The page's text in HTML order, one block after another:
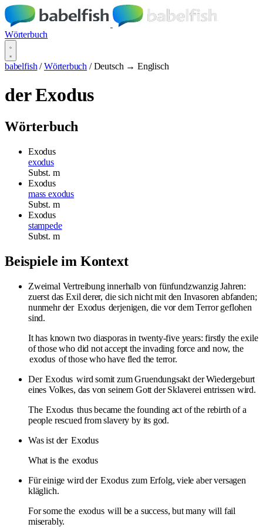
Wörterbuch
babelfish / Wörterbuch / Deutsch → Englisch
der Exodus
Wörterbuch
Exodus
exodus
Subst. m
Exodus
mass exodus
Subst. m
Exodus
stampede
Subst. m
Beispiele im Kontext
Zweimal Vertreibung innerhalb von fünfundzwanzig Jahren:
zuerst das Exil derer, die sich nicht mit den Invasoren abfanden;
nunmehr der Exodus derjenigen, die vor dem Terror geflohen
sind.
It has known two diasporas in twenty-five years: firstly the exile
of those who did not accept the invading force and now, the
exodus of those who have fled the terror.
Der Exodus wird somit zum Gruendungsakt der Wiedergeburt
eines Volkes, das von seinem Gott der Sklaverei entrissen wird.
The Exodus thus became the founding act of the rebirth of a
people rescued from slavery by its god.
Was ist der Exodus
What is the exodus
Für einige wird der Exodus zum Erfolg, viele aber versagen
kläglich.
For some the exodus will be a success, but many will fail
miserably.